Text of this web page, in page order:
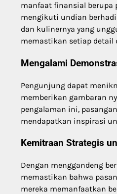
manfaat finansial berupa
mengikuti undian
dan kulinernya yang
memastikan setiap detail
Mengalami
Pengunjung dapat
memberikan gambaran
pengalaman ini,
mendapatkan inspirasi
Kemitraan Strategis
Dengan menggandeng
memastikan bahwa
mereka memanfaatkan